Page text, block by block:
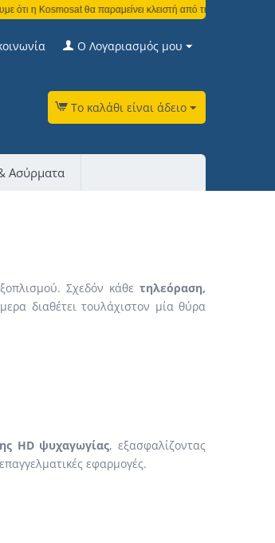
η Kosmosat θα παραμείνει κλειστή από τη Δευτέρα 3
Ο Λογαριασμός μου
Το καλάθι είναι άδειο
Ασύρματα
Σχεδόν κάθε τηλεόραση,
διαθέτει τουλάχιστον μία θύρα
HD ψυχαγωγίας, εξασφαλίζοντας
εφαρμογές.